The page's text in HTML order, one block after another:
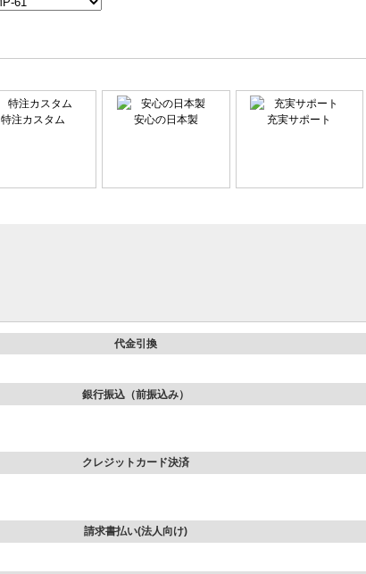
特注カスタム 安心の日本製 充実サポート
代金引換
銀行振込（前振込み）
クレジットカード決済
請求書払い(法人向け)